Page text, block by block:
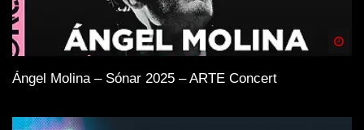
Ángel Molina – Sónar 2025 – ARTE Concert